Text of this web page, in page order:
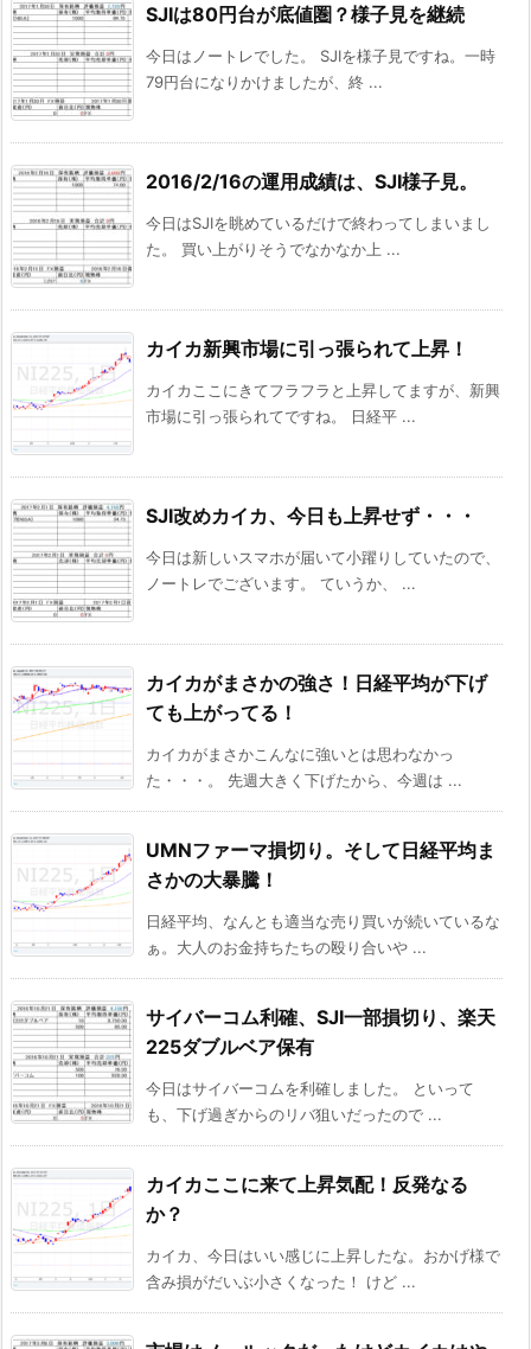
SJIは80円台が底値圏？様子見を継続
今日はノートレでした。 SJIを様子見ですね。一時
79円台になりかけましたが、終 ...
2016/2/16の運用成績は、SJI様子見。
今日はSJIを眺めているだけで終わってしまいまし
た。 買い上がりそうでなかなか上 ...
カイカ新興市場に引っ張られて上昇！
カイカここにきてフラフラと上昇してますが、新興
市場に引っ張られてですね。 日経平 ...
SJI改めカイカ、今日も上昇せず・・・
今日は新しいスマホが届いて小躍りしていたので、
ノートレでございます。 ていうか、 ...
カイカがまさかの強さ！日経平均が下げ
ても上がってる！
カイカがまさかこんなに強いとは思わなかっ
た・・・。 先週大きく下げたから、今週は ...
UMNファーマ損切り。そして日経平均ま
さかの大暴騰！
日経平均、なんとも適当な売り買いが続いているな
ぁ。大人のお金持ちたちの殴り合いや ...
サイバーコム利確、SJI一部損切り、楽天
225ダブルベア保有
今日はサイバーコムを利確しました。 といって
も、下げ過ぎからのリバ狙いだったので ...
カイカここに来て上昇気配！反発なる
か？
カイカ、今日はいい感じに上昇したな。おかげ様で
含み損がだいぶ小さくなった！ けど ...